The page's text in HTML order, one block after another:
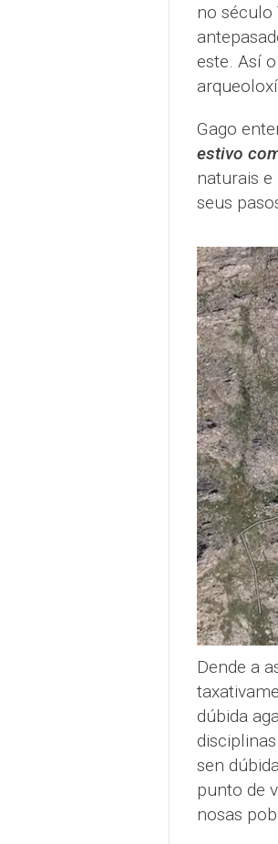
no século
este. Así
Gago
estivo
naturais
seus
Dende a
dúbida
sen
punto de
nosas